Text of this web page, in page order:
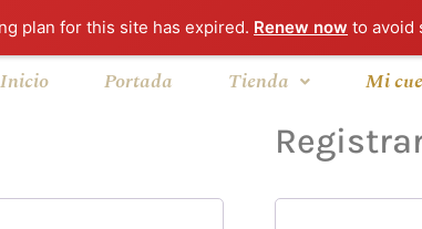
plan for this site has expired. Renew now to avoid
Inicio Portada Tienda Mi